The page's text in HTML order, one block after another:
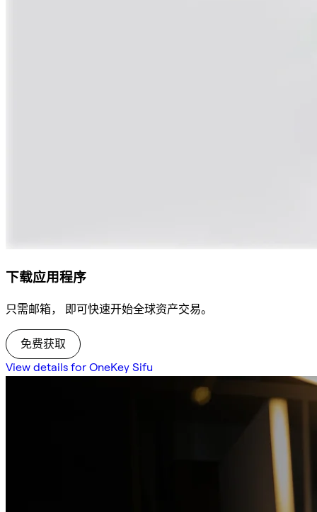
下载应用程序
只需邮箱， 即可快速开始全球资产交易。
免费获取
View details for OneKey Sifu